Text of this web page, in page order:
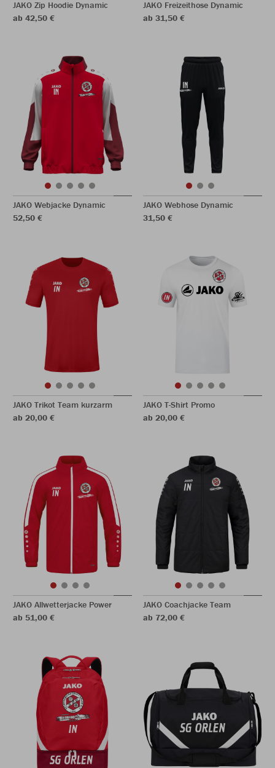
JAKO Zip Hoodie Dynamic
ab 42,50 €
JAKO Freizeithose Dynamic
ab 31,50 €
JAKO Webjacke Dynamic
52,50 €
JAKO Webhose Dynamic
31,50 €
JAKO Trikot Team kurzarm
ab 20,00 €
JAKO T-Shirt Promo
ab 20,00 €
JAKO Allwetterjacke Power
ab 51,00 €
JAKO Coachjacke Team
ab 72,00 €